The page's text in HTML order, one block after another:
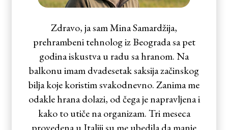
Zdravo, ja sam Mina Samardžija,
prehrambeni tehnolog iz Beograda sa pet
godina iskustva u radu sa hranom. Na
balkonu imam dvadesetak saksija začinskog
bilja koje koristim svakodnevno. Zanima me
odakle hrana dolazi, od čega je napravljena i
kako to utiče na organizam. Tri meseca